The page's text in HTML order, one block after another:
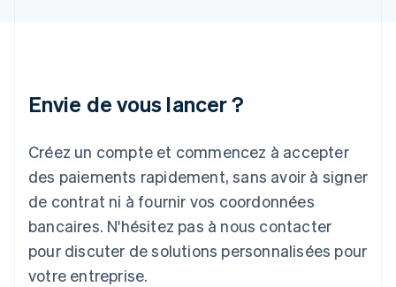
Envie de vous lancer ?
Créez un compte et commencez à accepter
des paiements rapidement, sans avoir à signer
de contrat ni à fournir vos coordonnées
bancaires. N'hésitez pas à nous contacter
pour discuter de solutions personnalisées pour
votre entreprise.
Japon
Lettonie
English
Liechtenstein
DeutschEnglish
Lituanie
Luxembourg
FrançaisDeutschEnglish